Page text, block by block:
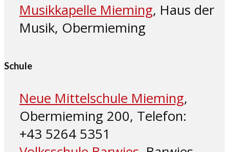
Musikkapelle Mieming, Haus der
Musik, Obermieming
Schule
Neue Mittelschule Mieming,
Obermieming 200, Telefon:
+43 5264 5351